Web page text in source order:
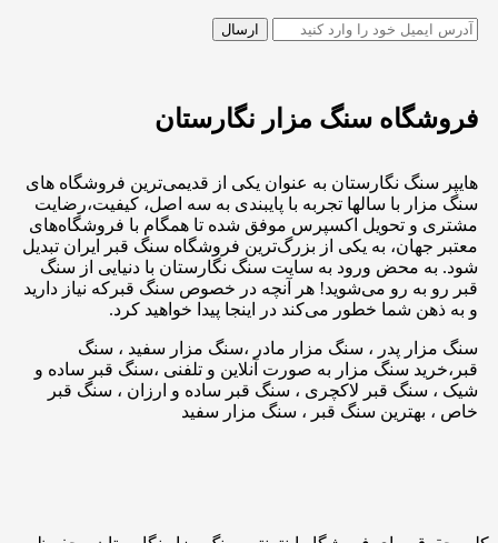
فروشگاه سنگ مزار نگارستان
هایپر سنگ نگارستان به عنوان یکی از قدیمی‌ترین فروشگاه های
سنگ مزار با سالها تجربه با پایبندی به سه اصل، کیفیت،رضایت
مشتری و تحویل اکسپرس موفق شده تا همگام با فروشگاه‌های
معتبر جهان، به یکی از بزرگ‌ترین فروشگاه سنگ قبر ایران تبدیل
شود. به محض ورود به سایت سنگ نگارستان با دنیایی از سنگ
قبر رو به رو می‌شوید! هر آنچه در خصوص سنگ قبرکه نیاز دارید
و به ذهن شما خطور می‌کند در اینجا پیدا خواهید کرد.
سنگ مزار پدر ، سنگ مزار مادر ،سنگ مزار سفید ، سنگ
قبر،خرید سنگ مزار به صورت آنلاین و تلفنی ،سنگ قبر ساده و
شیک ، سنگ قبر لاکچری ، سنگ قبر ساده و ارزان ، سنگ قبر
خاص ، بهترین سنگ قبر ، سنگ مزار سفید